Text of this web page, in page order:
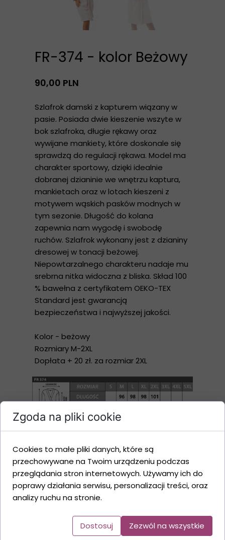
Dodaj do koszyka
Szlafrok damski z kapturem wiązany w
pasie. Posiada dwie kieszenie wszyte w
bok szlafroka, długie rękawy oraz
wywijane mankiety, które doskonale się
sprawdzą do regulacji rękawa. Model ma
charakter sportowy, dzięki idealnie
dobranej dzianinie we wnętrzu kaptura,
mankietach oraz w lotach kieszeni z
motywem wąskich pasków modnych w
tym sezonie. Długość do kolana
zapewnia nam wygodę i swobodę
ruchów. Szlafrok wykonany jest z dzianiny
dresowej w tonacji beżowej.
Niepowtarzalnego charakteru nadaje mu
srebrna nitka widoczna z bliska. Skład 100
% bawełna z certyfikatem OEKO-TEX
Standard jest gwarancją
bezpieczeństwa i najwyższej jakości.
Kolor - beżowy
Rozmiary M-2XL
Dopłata + 20 zł. za rozmiar 2XL
90,00 PLN
FR-374 - kolor Beżowy
Promocje
Zgoda na pliki cookie
Cookies to małe pliki danych, które są
przechowywane na Twoim urządzeniu podczas
przeglądania stron internetowych. Używamy ich do
poprawy działania serwisu, personalizacji treści, oraz
analizy ruchu na stronie.
Dostosuj Zezwól na wszystkie